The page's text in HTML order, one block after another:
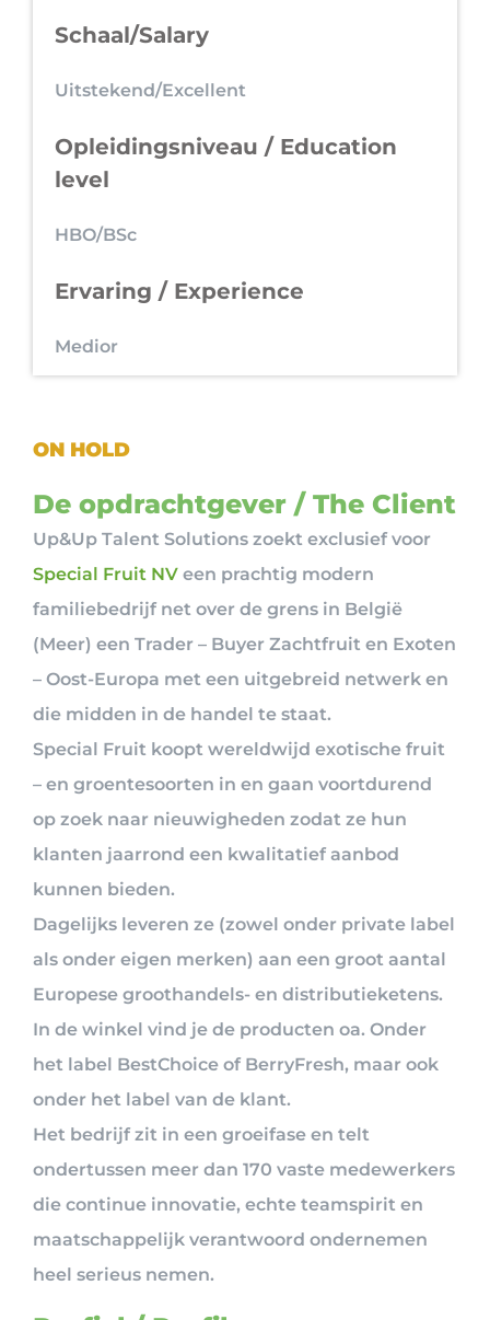
Schaal/Salary
Uitstekend/Excellent
Opleidingsniveau / Education
level
HBO/BSc
Ervaring / Experience
Medior
ON HOLD
De opdrachtgever / The Client
Up&Up Talent Solutions zoekt exclusief voor
Special Fruit NV een prachtig modern
familiebedrijf net over de grens in België
(Meer) een Trader – Buyer Zachtfruit en Exoten
– Oost-Europa met een uitgebreid netwerk en
die midden in de handel te staat.
Special Fruit koopt wereldwijd exotische fruit
– en groentesoorten in en gaan voortdurend
op zoek naar nieuwigheden zodat ze hun
klanten jaarrond een kwalitatief aanbod
kunnen bieden.
Dagelijks leveren ze (zowel onder private label
als onder eigen merken) aan een groot aantal
Europese groothandels- en distributieketens.
In de winkel vind je de producten oa. Onder
het label BestChoice of BerryFresh, maar ook
onder het label van de klant.
Het bedrijf zit in een groeifase en telt
ondertussen meer dan 170 vaste medewerkers
die continue innovatie, echte teamspirit en
maatschappelijk verantwoord ondernemen
heel serieus nemen.